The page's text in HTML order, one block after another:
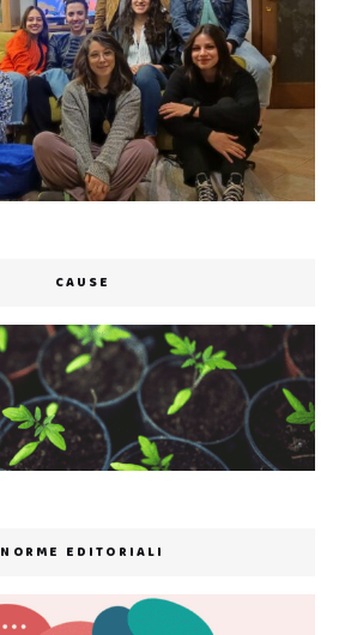
CAUSE
NORME EDITORIALI